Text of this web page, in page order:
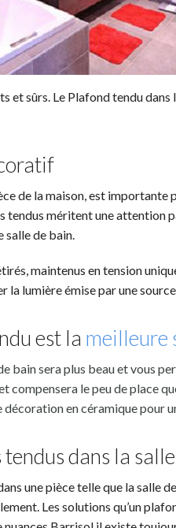
et sûrs. Le Plafond tendu
de la maison, est
tendus méritent une attention
salle de bain.
maintenus en tension
lumière émise par une
est la meilleure
bain sera plus beau et vous
compensera le peu de place
décoration en céramique pour
dans la
une pièce telle que la salle
Les solutions qu’un